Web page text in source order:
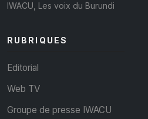
IWACU, Les voix du Burundi
RUBRIQUES
Editorial
Web TV
Groupe de presse IWACU